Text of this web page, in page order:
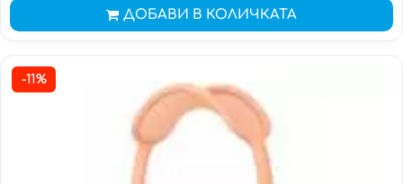
ДОБАВИ В КОЛИЧКАТА
-11%